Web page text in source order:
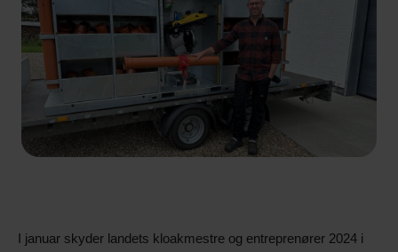
I januar skyder landets kloakmestre og entreprenører 2024 i